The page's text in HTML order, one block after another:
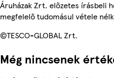
Áruházak Zrt. előzetes írásbeli
megfelelő tudomásul vétele
©TESCO-GLOBAL Zrt.
Még nincsenek